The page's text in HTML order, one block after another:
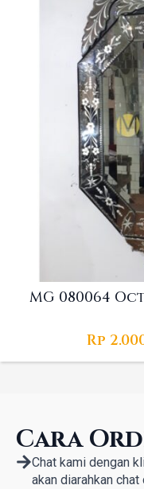
MG 080064
Rp
Cara
Chat kami dengan
akan diarahkan